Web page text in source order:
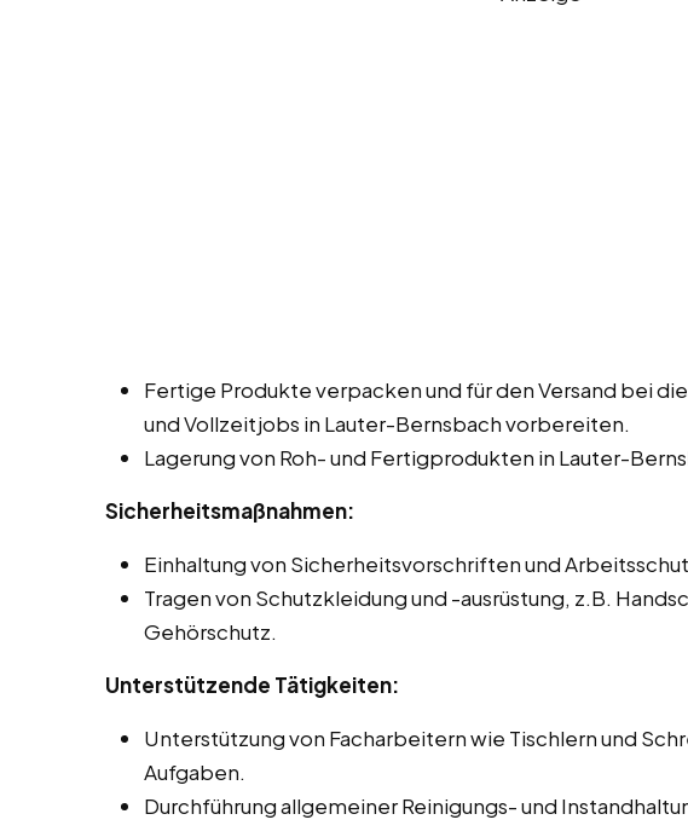
Fertige Produkte verpacken und für den Versand bei
und Vollzeitjobs in Lauter-Bernsbach vorbereiten.
Lagerung von Roh- und Fertigprodukten in Lauter-
Sicherheitsmaßnahmen:
Einhaltung von Sicherheitsvorschriften und
Tragen von Schutzkleidung und -ausrüstung, z.B.
Gehörschutz.
Unterstützende Tätigkeiten:
Unterstützung von Facharbeitern wie Tischlern und
Aufgaben.
Durchführung allgemeiner Reinigungs- und